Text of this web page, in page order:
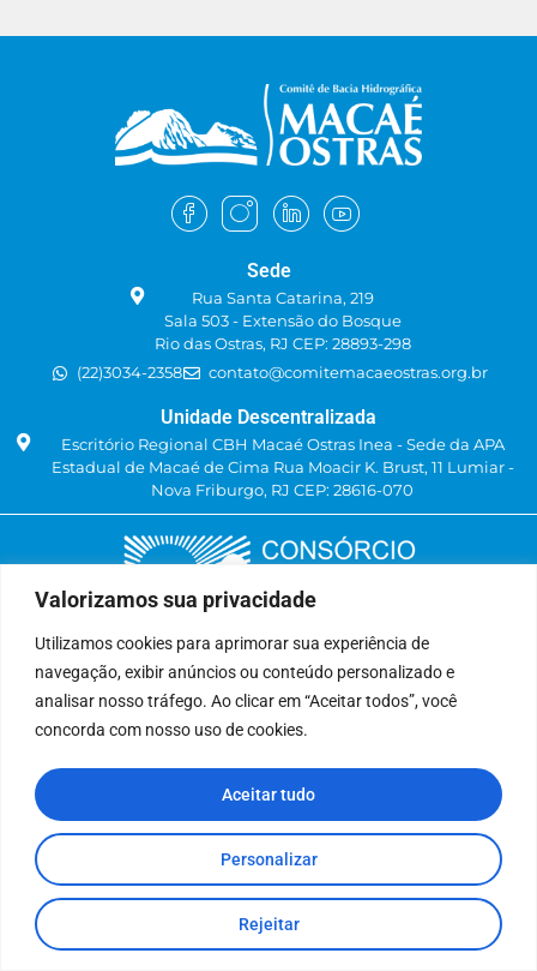
Valorizamos sua privacidade
Utilizamos cookies para aprimorar sua experiência de
navegação, exibir anúncios ou conteúdo personalizado e
analisar nosso tráfego. Ao clicar em “Aceitar todos”, você
concorda com nosso uso de cookies.
Personalizar
Rejeitar
Aceitar tudo
Sede
Rua Santa Catarina, 219
Sala 503 - Extensão do Bosque
Rio das Ostras, RJ CEP: 28893-298
(22)3034-2358
contato@comitemacaeostras.org.br
Unidade Descentralizada
Escritório Regional CBH Macaé Ostras Inea - Sede da APA
Estadual de Macaé de Cima Rua Moacir K. Brust, 11 Lumiar -
Nova Friburgo, RJ CEP: 28616-070
Delegatária (CILSJ)
Rua: Avenida Um, n° 01, Lote 01, Quadra 11
Bairro: Jardins de São Pedro
São Pedro da Aldeia, RJ
(22) 9 8841-2358
secretariaexecutiva@cilsj.org.br
Todos Direitos Reservados.